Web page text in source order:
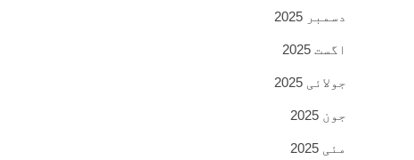
دسمبر 2025
اگست 2025
جولائی 2025
جون 2025
مئی 2025